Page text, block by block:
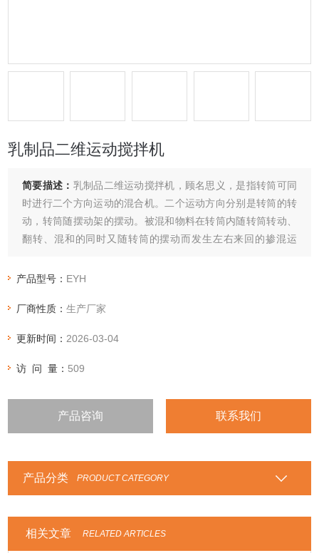
乳制品二维运动搅拌机
简要描述： 乳制品二维运动搅拌机，顾名思义，是指转筒可同
时进行二个方向运动的混合机。二个运动方向分别是转筒的转
动，转筒随摆动架的摆动。被混和物料在转筒内随转筒转动、
翻转、混和的同时又随转筒的摆动而发生左右来回的掺混运
混和。
产品型号： EYH
厂商性质：生产厂家
更新时间： 2026-03-04
访 问 量： 509
产品咨询 联系我们
产品分类 PRODUCT CATEGORY
相关文章 RELATED ARTICLES